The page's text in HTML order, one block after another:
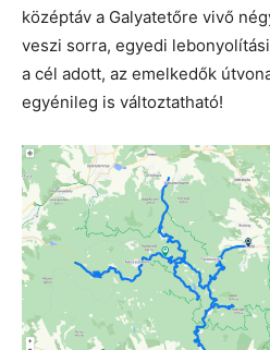
középtáv a Galyatetőre vivő
veszi sorra, egyedi
a cél adott, az emelkedők
egyénileg is változtatható!